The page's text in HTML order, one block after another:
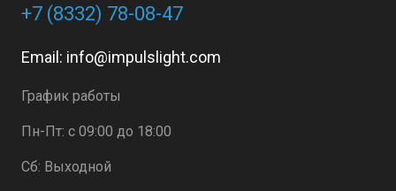
+7 (8332) 78-08-47
Email: info@impulslight.com
График работы
Пн-Пт: с 09:00 до 18:00
Сб: Выходной